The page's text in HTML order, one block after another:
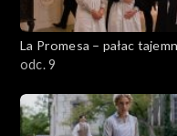
La Promesa – pałac
odc. 9